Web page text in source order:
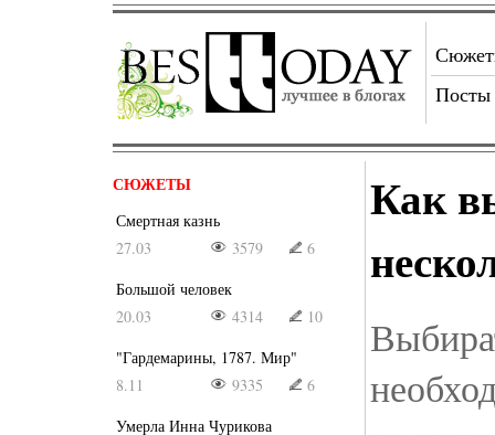
Посты
СЮЖЕТЫ
Смертная казнь
27.03
3579
6
Большой человек
20.03
4314
10
"Гардемарины, 1787. Мир"
8.11
9335
6
Умерла Инна Чурикова
Как